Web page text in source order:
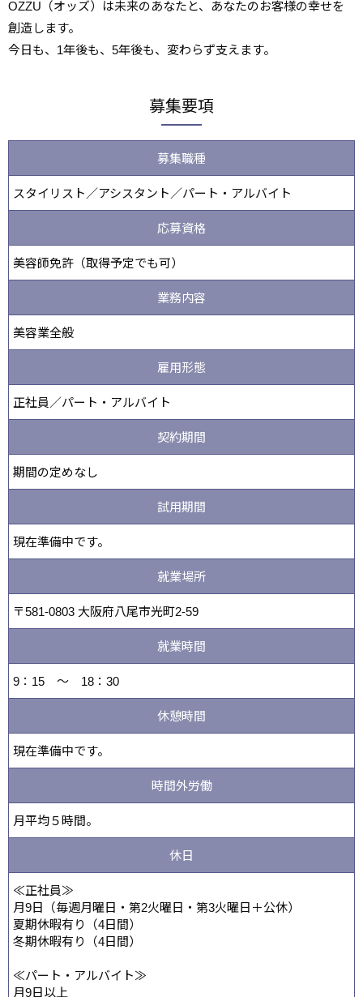
OZZU（オッズ）は未来のあなたと、あなたのお客様の幸せを
創造します。
今日も、1年後も、5年後も、変わらず支えます。
募集要項
募集職種
スタイリスト／アシスタント／パート・アルバイト
応募資格
美容師免許（取得予定でも可）
業務内容
美容業全般
雇用形態
正社員／パート・アルバイト
契約期間
期間の定めなし
試用期間
現在準備中です。
就業場所
〒581-0803 大阪府八尾市光町2-59
就業時間
9：15 ～ 18：30
休憩時間
現在準備中です。
時間外労働
月平均５時間。
休日
≪正社員≫
月9日（毎週月曜日・第2火曜日・第3火曜日＋公休）
夏期休暇有り（4日間）
冬期休暇有り（4日間）
≪パート・アルバイト≫
月9日以上